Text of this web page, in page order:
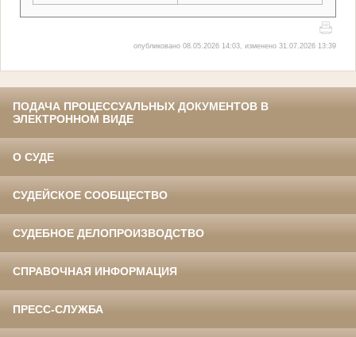
опубликовано 08.05.2026 14:03, изменено 31.07.2026 13:39
ПОДАЧА ПРОЦЕССУАЛЬНЫХ ДОКУМЕНТОВ В
ЭЛЕКТРОННОМ ВИДЕ
О СУДЕ
СУДЕЙСКОЕ СООБЩЕСТВО
СУДЕБНОЕ ДЕЛОПРОИЗВОДСТВО
СПРАВОЧНАЯ ИНФОРМАЦИЯ
ПРЕСС-СЛУЖБА